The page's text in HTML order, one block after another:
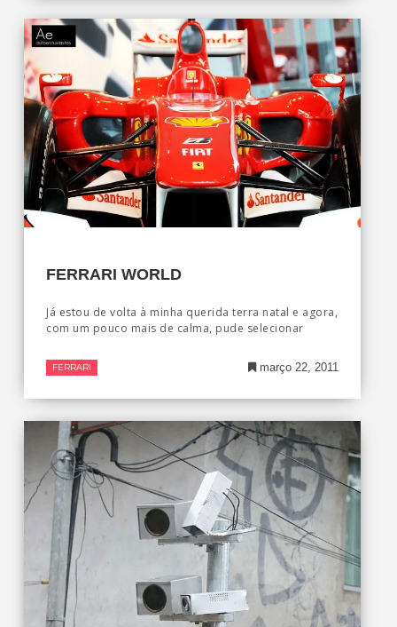
FERRARI WORLD
Já estou de volta à minha querida terra natal e agora,
com um pouco mais de calma, pude selecionar
FERRARI março 22, 2011